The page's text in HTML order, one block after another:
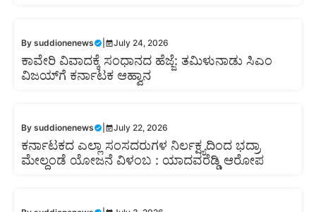
By suddionenews July 24, 2026
ಕಾವೇರಿ ವಿವಾದಕ್ಕೆ ಸಂಧಾನದ ಹೆಜ್ಜೆ: ತಮಿಳುನಾಡು ಸಿಎಂ
ವಿಜಯ್‌ಗೆ ಕರ್ನಾಟಕ ಆಹ್ವಾನ
By suddionenews July 22, 2026
ಕರ್ನಾಟಕದ ಎಲ್ಲಾ ಸಂಸದರುಗಳ ನಿರ್ಲಕ್ಷ್ಯದಿಂದ ಭದ್ರಾ
ಮೇಲ್ದಂಡೆ ಯೋಜನೆ ವಿಳಂಬ : ಯಾದವರೆಡ್ಡಿ ಆರೋಪ